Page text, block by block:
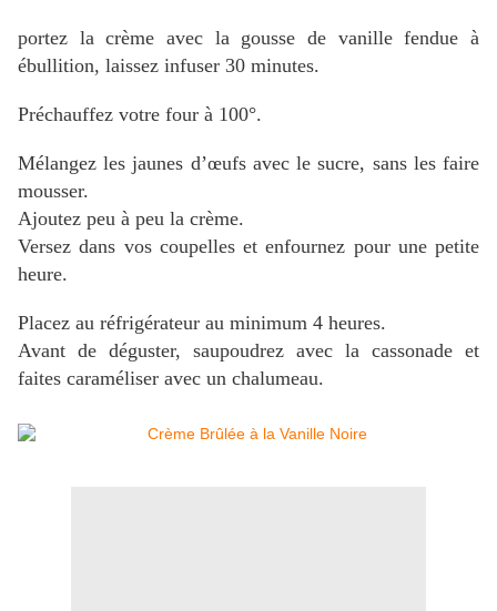
portez la crème avec la gousse de vanille fendue à
ébullition, laissez infuser 30 minutes.
Préchauffez votre four à 100°.
Mélangez les jaunes d’œufs avec le sucre, sans les faire
mousser.
Ajoutez peu à peu la crème.
Versez dans vos coupelles et enfournez pour une petite
heure.
Placez au réfrigérateur au minimum 4 heures.
Avant de déguster, saupoudrez avec la cassonade et
faites caraméliser avec un chalumeau.